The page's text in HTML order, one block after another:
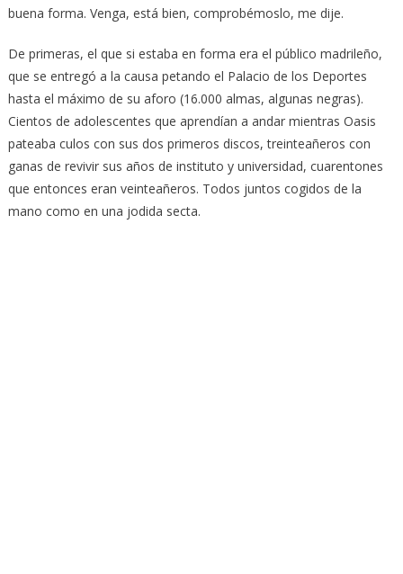
buena forma. Venga, está bien, comprobémoslo, me dije.
De primeras, el que si estaba en forma era el público madrileño,
que se entregó a la causa petando el Palacio de los Deportes
hasta el máximo de su aforo (16.000 almas, algunas negras).
Cientos de adolescentes que aprendían a andar mientras Oasis
pateaba culos con sus dos primeros discos, treinteañeros con
ganas de revivir sus años de instituto y universidad, cuarentones
que entonces eran veinteañeros. Todos juntos cogidos de la
mano como en una jodida secta.